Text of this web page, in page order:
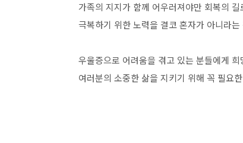
가족의 지지가 함께 어우러져야만 회복의
극복하기 위한 노력을 결코 혼자가 아니라
우울증으로 어려움을 겪고 있는 분들에게
여러분의 소중한 삶을 지키기 위해 꼭 필요